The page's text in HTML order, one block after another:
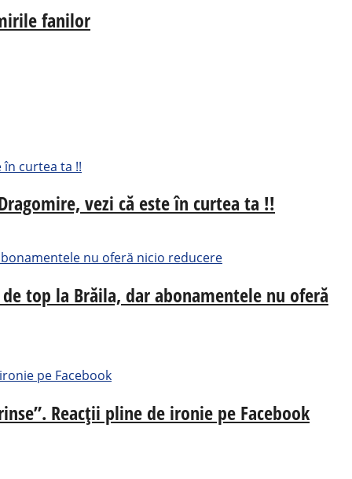
fanilor
vezi că este în curtea ta !!
top la Brăila, dar abonamentele nu oferă
Reacții pline de ironie pe Facebook